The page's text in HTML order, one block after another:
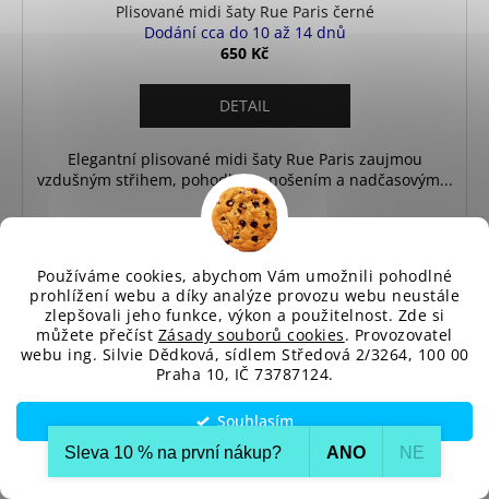
Používáme cookies, abychom Vám umožnili pohodlné
prohlížení webu a díky analýze provozu webu neustále
zlepšovali jeho funkce, výkon a použitelnost. Zde si
můžete přečíst Zásady souborů cookies. Provozovatel
webu ing. Silvie Dědková, sídlem Středová 2/3264, 100 00
Praha 10, IČ 73787124.
Souhlasím
Nastavení
Plisované midi šaty Rue Paris černé
Dodání cca do 10 až 14 dnů
650 Kč
DETAIL
Elegantní plisované midi šaty Rue Paris zaujmou
vzdušným střihem, pohodlným nošením a nadčasovým...
Sleva 10 % na první nákup?​ ANO NE